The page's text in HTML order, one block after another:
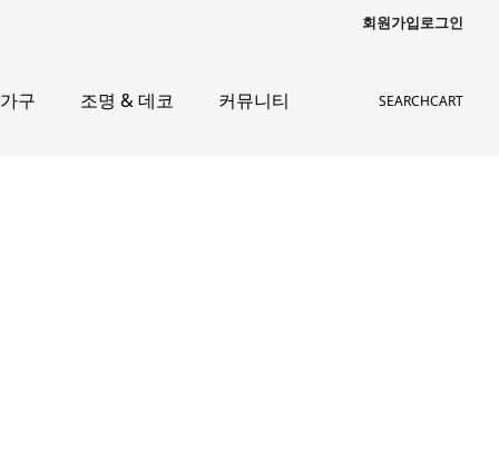
회원가입로그인
구 조명 & 데코 커뮤니티 SEARCHCART